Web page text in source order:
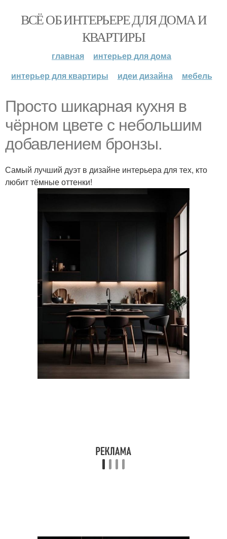
ВСЁ ОБ ИНТЕРЬЕРЕ ДЛЯ ДОМА И
КВАРТИРЫ
главная
интерьер для дома
интерьер для квартиры
идеи дизайна мебель
Просто шикарная кухня в
чёрном цвете с небольшим
добавлением бронзы.
Самый лучший дуэт в дизайне интерьера для тех, кто
любит тёмные оттенки!